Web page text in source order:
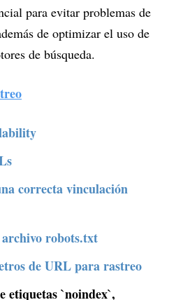
para evitar problemas de
de optimizar el uso de
de búsqueda.
correcta vinculación
robots.txt
de URL para rastreo
etiquetas `noindex`,